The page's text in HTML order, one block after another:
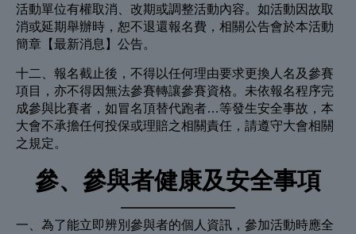
活動單位有權取消、改期或調整活動內容。如活動因故取
消或延期舉辦時，恕不退還報名費，相關公告會於本活動
簡章【最新消息】公告。
十二、報名截止後，不得以任何理由要求更換人名及參賽
項目，亦不得因無法參賽轉讓參賽資格。未依報名程序完
成參與比賽者，如冒名頂替代跑者…等發生安全事故，本
大會不承擔任何投保或理賠之相關責任，請遵守大會相關
之規定。
參、參與者健康及安全事項
一、為了能立即辨別參與者的個人資訊，參加活動時應全